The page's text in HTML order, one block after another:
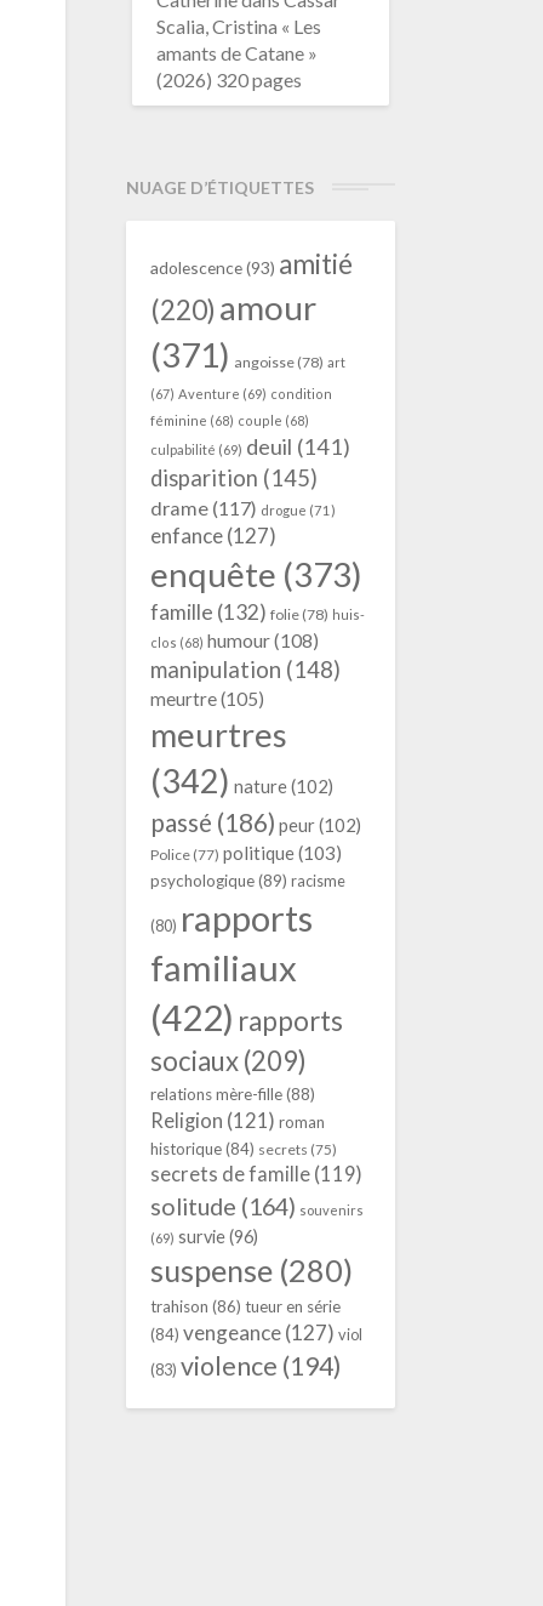
Scalia, Cristina « Les
amants de Catane »
(2026) 320 pages
NUAGE D’ÉTIQUETTES
adolescence(93) amitié
(220) amour
(371) angoisse(78) art
(67) Aventure (69) condition
féminine (68) couple (68)
culpabilité (69) deuil (141)
disparition (145)
drame(117) drogue (71)
enfance(127)
enquête (373)
famille (132) folie(78) huis-
clos (68) humour(108)
manipulation (148)
meurtre(105)
meurtres
(342) nature(102)
passé (186) peur(102)
Police(77) politique(103)
psychologique(89) racisme
(80) rapports
familiaux
(422) rapports
sociaux(209)
relations mère-fille(88)
Religion (121) roman
historique(84) secrets (75)
secrets de famille(119)
solitude (164) souvenirs
(69) survie(96)
suspense(280)
trahison (86) tueur en série
(84) vengeance(127) viol
(83) violence (194)